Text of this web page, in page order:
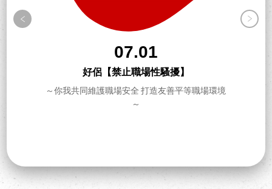
07.01
好侶【禁止職場性騷擾】
～你我共同維護職場安全 打造友善平等職場環境
～